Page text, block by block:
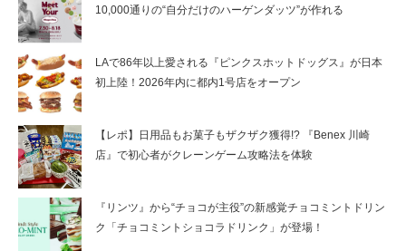
10,000通りの“自分だけのハーゲンダッツ”が作れる
LAで86年以上愛される『ピンクスホットドッグス』が日本
初上陸！2026年内に都内1号店をオープン
【レポ】日用品もお菓子もザクザク獲得!? 『Benex 川崎
店』で初心者がクレーンゲーム攻略法を体験
『リンツ』から“チョコが主役”の新感覚チョコミントドリン
ク「チョコミントショコラドリンク」が登場！